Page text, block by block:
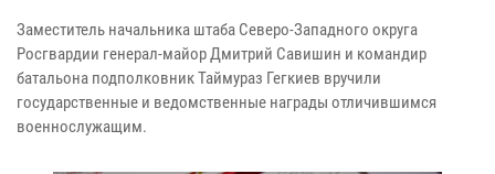
Заместитель начальника штаба Северо-Западного округа
Росгвардии генерал-майор Дмитрий Савишин и командир
батальона подполковник Таймураз Гегкиев вручили
государственные и ведомственные награды отличившимся
военнослужащим.